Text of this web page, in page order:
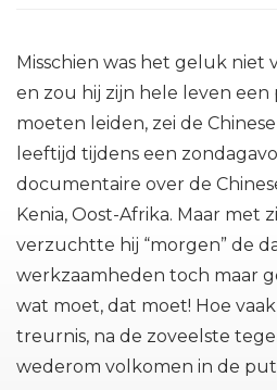
Misschien was het geluk niet
en zou hij zijn hele leven een
moeten leiden, zei de
leeftijd tijdens een
documentaire over de
Kenia, Oost-Afrika. Maar met
verzuchtte hij “morgen” de
werkzaamheden toch maar
wat moet, dat moet! Hoe
treurnis, na de zoveelste
wederom volkomen in de